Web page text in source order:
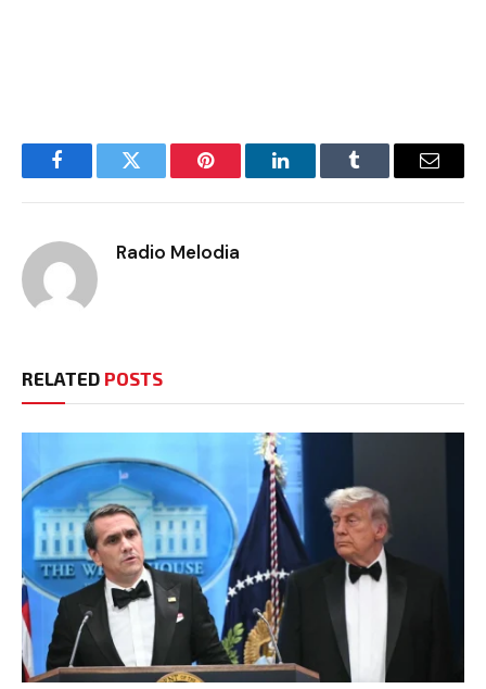
FacebookTwitter Pinterest LinkedInTumblr Email
Radio Melodia
RELATED POSTS